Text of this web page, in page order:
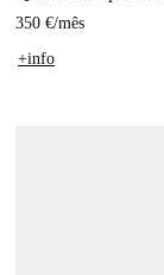
350 €/mês
+info